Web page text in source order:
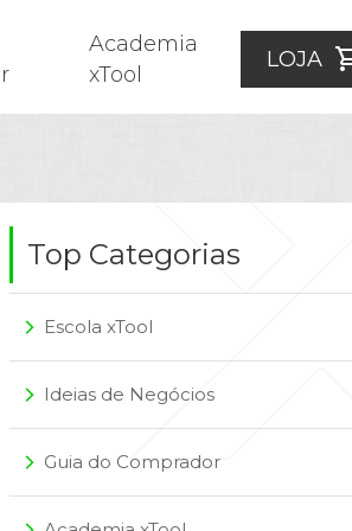
Academia
xTool
LOJA
Top Categorias
arrow_forward_ios Escola xTool
arrow_forward_ios Ideias de Negócios
arrow_forward_ios Guia do Comprador